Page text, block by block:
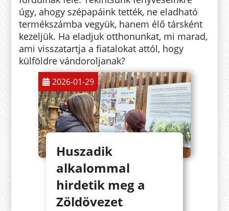
úgy, ahogy szépapáink tették, ne eladható
termékszámba vegyük, hanem élő társként
kezeljük. Ha eladjuk otthonunkat, mi marad,
ami visszatartja a fiatalokat attól, hogy
külföldre vándoroljanak?
2026-01-29
Huszadik
alkalommal
hirdetik meg a
Zöldövezet